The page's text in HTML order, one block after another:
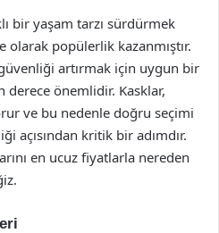
bir yaşam tarzı sürdürmek
popülerlik kazanmıştır.
artırmak için uygun bir
derece önemlidir. Kasklar,
ve bu nedenle doğru seçimi
açısından kritik bir adımdır.
en ucuz fiyatlarla nereden